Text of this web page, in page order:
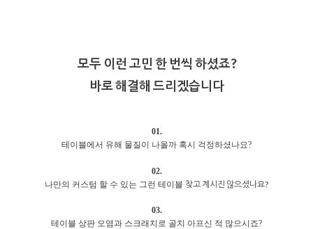
모두 이런 고민 한 번씩 하셨죠?
바로 해결해 드리겠습니다
01.
테이블에서 유해 물질이 나올까 혹시 걱정하셨나요?
02.
나만의 커스텀 할 수 있는 그런 테이블 찾고 계시진 않으셨나요?
03.
테이블 상판 오염과 스크래치로 골치 아프신 적 많으시죠?